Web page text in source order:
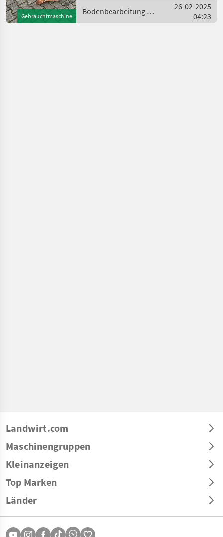
Gebrauchtmaschine
Bodenbearbeitung /
Rabe
26-02-2025
04:23
Landwirt.com
Maschinengruppen
Kleinanzeigen
Top Marken
Länder